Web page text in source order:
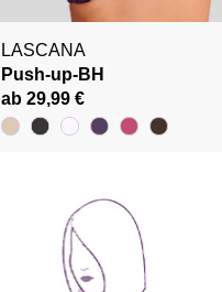
LASCANA
Push-up-BH
ab 29,99 €